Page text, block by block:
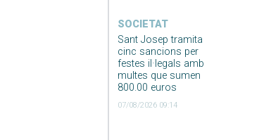
SOCIETAT
Sant Josep tramita
cinc sancions per
festes il·legals amb
multes que sumen
800.00 euros
07/08/2026 09:14